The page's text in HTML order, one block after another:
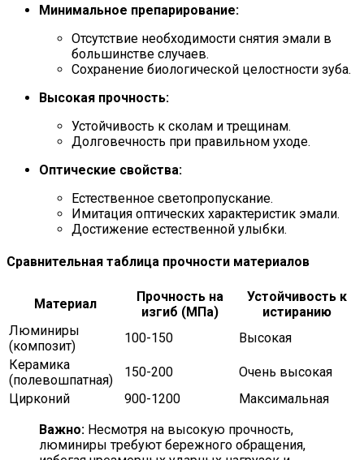
Минимальное препарирование:
Отсутствие необходимости снятия эмали в
большинстве случаев.
Сохранение биологической целостности зуба.
Высокая прочность:
Устойчивость к сколам и трещинам.
Долговечность при правильном уходе.
Оптические свойства:
Естественное светопропускание.
Имитация оптических характеристик эмали.
Достижение естественной улыбки.
Сравнительная таблица прочности материалов
Материал
Прочность на
изгиб (МПа)
Устойчивость к
истиранию
Люминиры
(композит)
100-150
Высокая
Керамика
(полевошпатная)
150-200
Очень высокая
Цирконий
900-1200
Максимальная
Важно: Несмотря на высокую прочность,
люминиры требуют бережного обращения,